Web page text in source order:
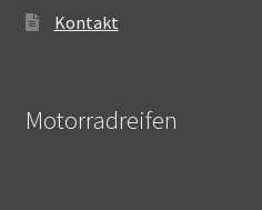
Kontakt
Motorradreifen